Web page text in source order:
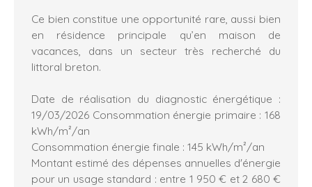
Ce bien constitue une opportunité rare, aussi bien
en résidence principale qu’en maison de
vacances, dans un secteur très recherché du
littoral breton.
Date de réalisation du diagnostic énergétique :
19/03/2026 Consommation énergie primaire : 168
kWh/m²/an
Consommation énergie finale : 145 kWh/m²/an
Montant estimé des dépenses annuelles d'énergie
pour un usage standard : entre 1 950 € et 2 680 €